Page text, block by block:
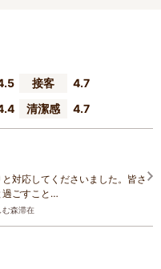
接客
4.7
清潔感 4.7
対応してくださいました。皆さ
過ごすこと…
む森滞在